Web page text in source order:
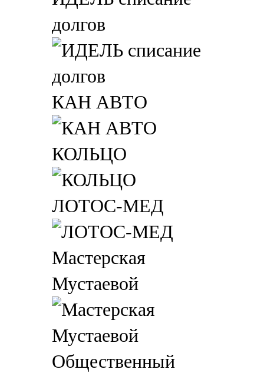
долгов
КАН АВТО
КОЛЬЦО
ЛОТОС-МЕД
Мастерская
Мустаевой
Общественный